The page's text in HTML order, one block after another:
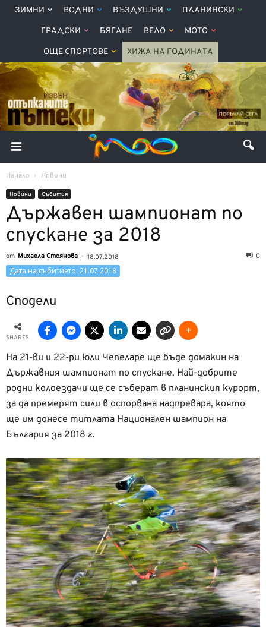
ЗИМНИ ВОДНИ ВЪЗДУШНИ ПЛАНИНСКИ
ГРАДСКИ БЯГАНЕ ВЕЛО МОТО
ОЩЕ СПОРТОВЕ ХИЖА НА ГОДИНАТА
Начало Новини
Новини Събития
Държавен шампионат по
спускане за 2018
от Михаела Стоянова - 18.07.2018 0
Дата на събитието: 21.07.2018
Сподели
SHARES
На 21-ви и 22-ри юли Чепеларе ще бъде домакин на
Държавния шампионат по спускане. Най-добрите
родни колоездачи ще се съберат в планинския курорт,
за да премерят сили в оспорвана надпревара, която
ще им донесе титлата Национален шампион на
България за 2018 г.